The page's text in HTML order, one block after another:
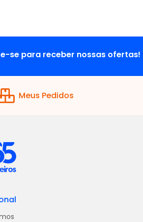
se para receber nossas ofertas!
Meus Pedidos